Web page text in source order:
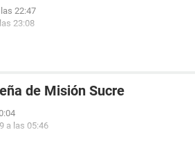
22:47
23:08
de Misión Sucre
a las 05:46